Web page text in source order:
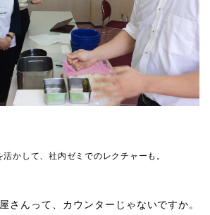
かして、社内ゼミでのレクチャーも。
さんって、カウンターじゃないですか。